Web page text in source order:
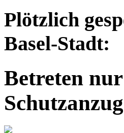
Plötzlich
Basel-Stadt:
Betreten